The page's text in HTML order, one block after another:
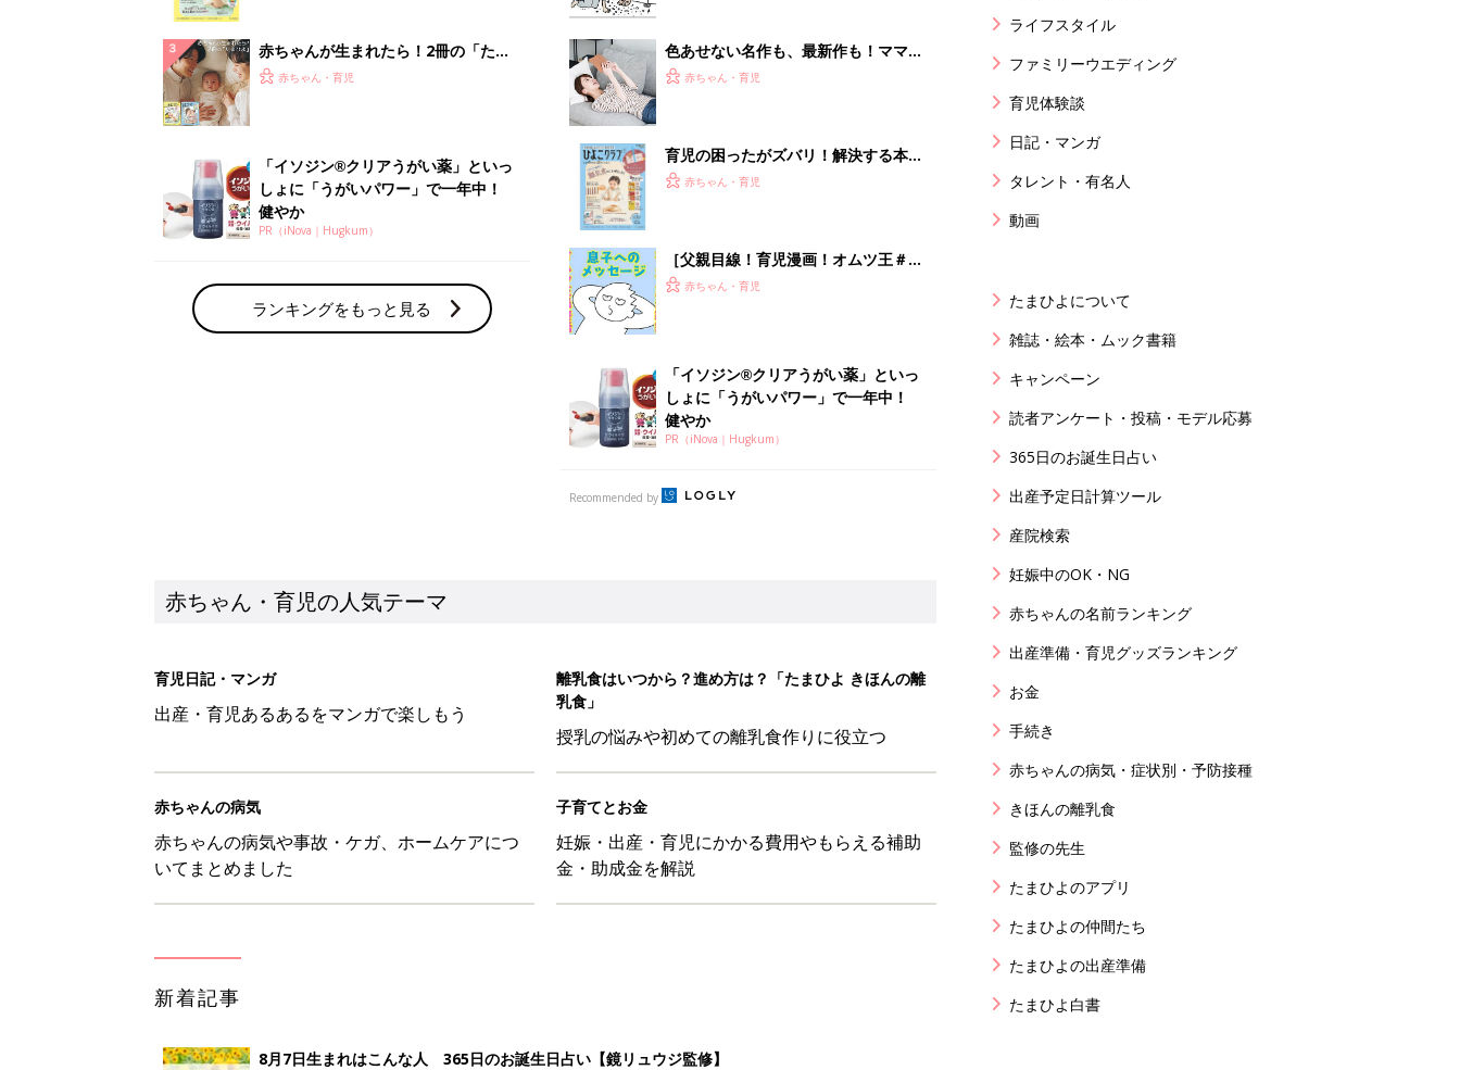
赤ちゃんが生まれたら！2冊の「たま
ひよ」
赤ちゃん・育児
「イソジン®クリアうがい薬」といっ
しょに「うがいパワー」で一年中！
健やか
PR（iNova｜Hugkum）
ランキングをもっと見る
色あせない名作も、最新作も！ママと
漫画のつきあい方
赤ちゃん・育児
育児の困ったがズバリ！解決する本
『ひよこクラブ 秋号』 4カ月～2才
赤ちゃん・育児
［父親目線！育児漫画！オムツ王＃
170］息子へのメッセージ（最終話）
赤ちゃん・育児
「イソジン®クリアうがい薬」といっ
しょに「うがいパワー」で一年中！
健やか
PR（iNova｜Hugkum）
Recommended by
赤ちゃん・育児の人気テーマ
育児日記・マンガ
出産・育児あるあるをマンガで楽しもう
離乳食はいつから？進め方は？「たまひよ きほんの離
乳食」
授乳の悩みや初めての離乳食作りに役立つ
赤ちゃんの病気
赤ちゃんの病気や事故・ケガ、ホームケアにつ
いてまとめました
子育てとお金
妊娠・出産・育児にかかる費用やもらえる補助
金・助成金を解説
新着記事
8月7日生まれはこんな人 365日のお誕生日占い【鏡リュウジ監修】
ライフスタイル
ファミリーウエディング
育児体験談
日記・マンガ
タレント・有名人
動画
たまひよについて
雑誌・絵本・ムック書籍
キャンペーン
読者アンケート・投稿・モデル応募
365日のお誕生日占い
出産予定日計算ツール
産院検索
妊娠中のOK・NG
赤ちゃんの名前ランキング
出産準備・育児グッズランキング
お金
手続き
赤ちゃんの病気・症状別・予防接種
きほんの離乳食
監修の先生
たまひよのアプリ
たまひよの仲間たち
たまひよの出産準備
たまひよ白書